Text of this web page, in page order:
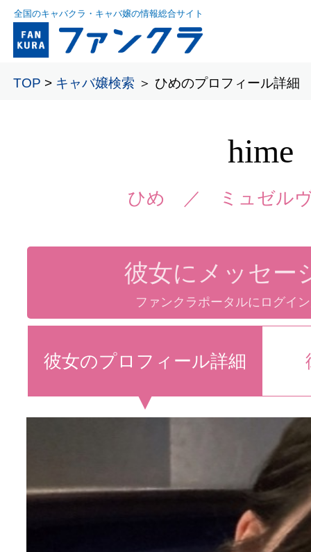
全国のキャバクラ・キャバ嬢の情報総合サイト
TOP > キャバ嬢検索 ＞ ひめのプロフィール詳細
hime
ひめ ／ ミュゼル
彼女にメッセー
ファンクラポータルにログイ
彼女のプロフィール詳細